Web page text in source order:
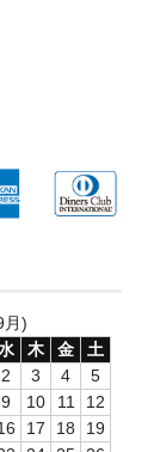
月)
木 金
土
2 3 4
5
9 10 11
12
17 18
19